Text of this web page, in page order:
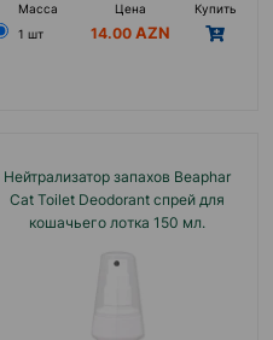
Масса Цена
Купить
1 шт
14.00
Нейтрализатор запахов Beaphar
Cat Toilet Deodorant спрей для
кошачьего лотка 150 мл.